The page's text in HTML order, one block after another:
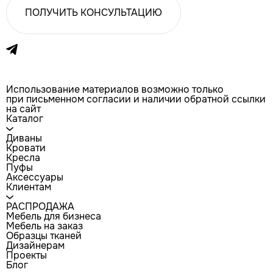
ПОЛУЧИТЬ КОНСУЛЬТАЦИЮ
Использование материалов возможно только
при письменном согласии и наличии обратной ссылки
на сайт
Каталог
Диваны
Кровати
Кресла
Пуфы
Аксессуары
Клиентам
РАСПРОДАЖА
Мебель для бизнеса
Мебель на заказ
Образцы тканей
Дизайнерам
Проекты
Блог